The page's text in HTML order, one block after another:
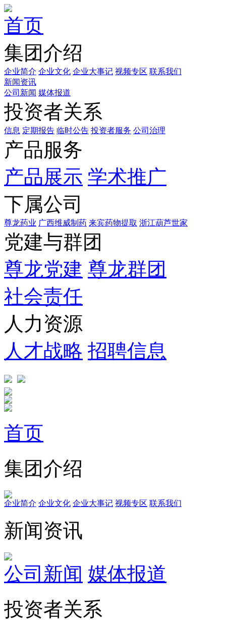
首页
集团介绍
企业简介 企业文化 企业⼤事记 视频专区 联系我们
新闻资讯
公司新闻 媒体报道
投资者关系
信息 定期报告 临时公告 投资者服务 公司治理
产品服务
产品展示 学术推广
下属公司
尊龙药业 广西维威制药 来宾药物提取 浙江葫芦世家
党建与群团
尊龙党建 尊龙群团
社会责任
人力资源
人才战略 招聘信息
首页
集团介绍
企业简介 企业文化 企业⼤事记 视频专区 联系我们
新闻资讯
公司新闻 媒体报道
投资者关系